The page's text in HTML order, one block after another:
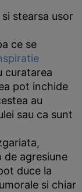
stearsa usor
ce se
curatarea
pot inchide
au
sau ca sunt
de agresiune
duce la
si chiar